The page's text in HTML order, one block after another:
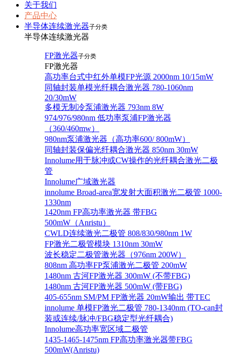
关于我们
产品中心
半导体连续激光器子分类
半导体连续激光器
FP激光器子分类
FP激光器
高功率台式中红外单模FP光源 2000nm 10/15mW
同轴封装单模光纤耦合激光器 780-1060nm
20/30mW
多模无制冷泵浦激光器 793nm 8W
974/976/980nm 低功率泵浦FP激光器
（360/460mw）
980nm泵浦激光器（高功率600/ 800mW）
同轴封装保偏光纤耦合激光器 850nm 30mW
Innolume用于脉冲或CW操作的光纤耦合激光二极
管
Innolume广域激光器
innolume Broad-area宽发射大面积激光二极管 1000-
1330nm
1420nm FP高功率激光器 带FBG
500mW（Anristu）
CWLD连续激光二极管 808/830/980nm 1W
FP激光二极管模块 1310nm 30mW
波长稳定二极管激光器（976nm 200W）
808nm 高功率FP泵浦激光二极管 200mW
1480nm 古河FP激光器 300mW (不带FBG)
1480nm 古河FP激光器 500mW (带FBG)
405-655nm SM/PM FP激光器 20mW输出 带TEC
innolume 单模FP激光二极管 780-1340nm (TO-can封
装或连续/脉冲/FBG稳定型光纤耦合)
Innolume高功率宽区域二极管
1435-1465-1475nm FP高功率激光器带FBG
500mW(Anristu)